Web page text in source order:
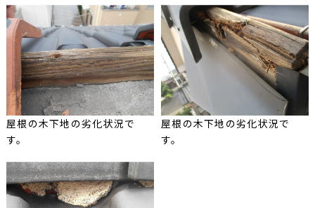
屋根の木下地の劣化状況で
す。
屋根の木下地の劣化状況で
す。